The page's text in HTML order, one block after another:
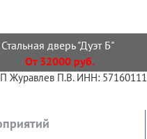
Стальная дверь "Дуэт Б"
От 32000 руб.
Журавлев П.В. ИНН: